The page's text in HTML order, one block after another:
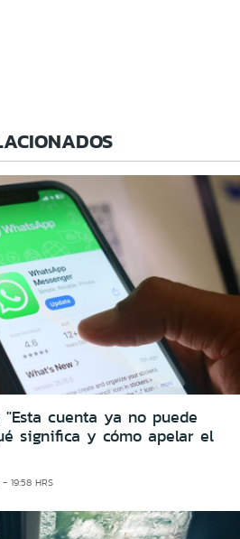
cuenta ya no puede
significa y cómo apelar el
19:58 HRS